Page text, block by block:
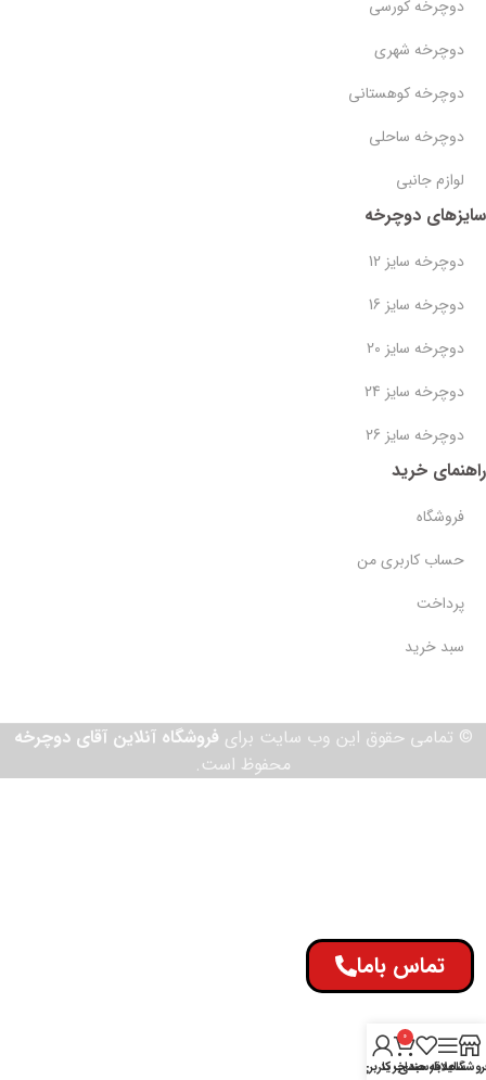
تماس باما
دوچرخه کورسی
دوچرخه شهری
دوچرخه کوهستانی
دوچرخه ساحلی
لوازم جانبی
سایزهای دوچرخه
دوچرخه سایز 12
دوچرخه سایز 16
دوچرخه سایز 20
دوچرخه سایز 24
دوچرخه سایز 26
راهنمای خرید
فروشگاه
حساب کاربری من
پرداخت
سبد خرید
© تمامی حقوق این وب سایت برای فروشگاه آنلاین آقای دوچرخه
محفوظ است.
سایدبار
علاقه مندی
0
سبد خرید
حساب کاربری من